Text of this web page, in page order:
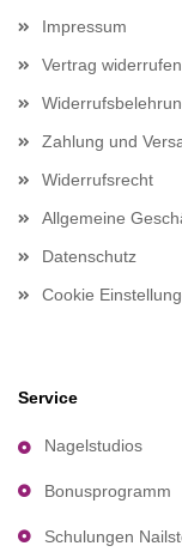
Impressum
Vertrag widerrufen
Zahlung und
Widerrufsrecht
Allgemeine
Datenschutz
Cookie
Service
Nagelstudios
Bonusprogramm
Schulungen